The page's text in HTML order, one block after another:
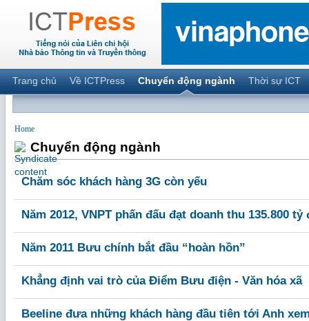
Trang chủ Về ICTPress Chuyển động ngành Thời sự ICT
Home
Chuyển động ngành
Chăm sóc khách hàng 3G còn yếu
Năm 2012, VNPT phấn đấu đạt doanh thu 135.800 tỷ
Năm 2011 Bưu chính bắt đầu “hoàn hồn”
Khẳng định vai trò của Điểm Bưu điện - Văn hóa xã
Beeline đưa những khách hàng đầu tiên tới Anh